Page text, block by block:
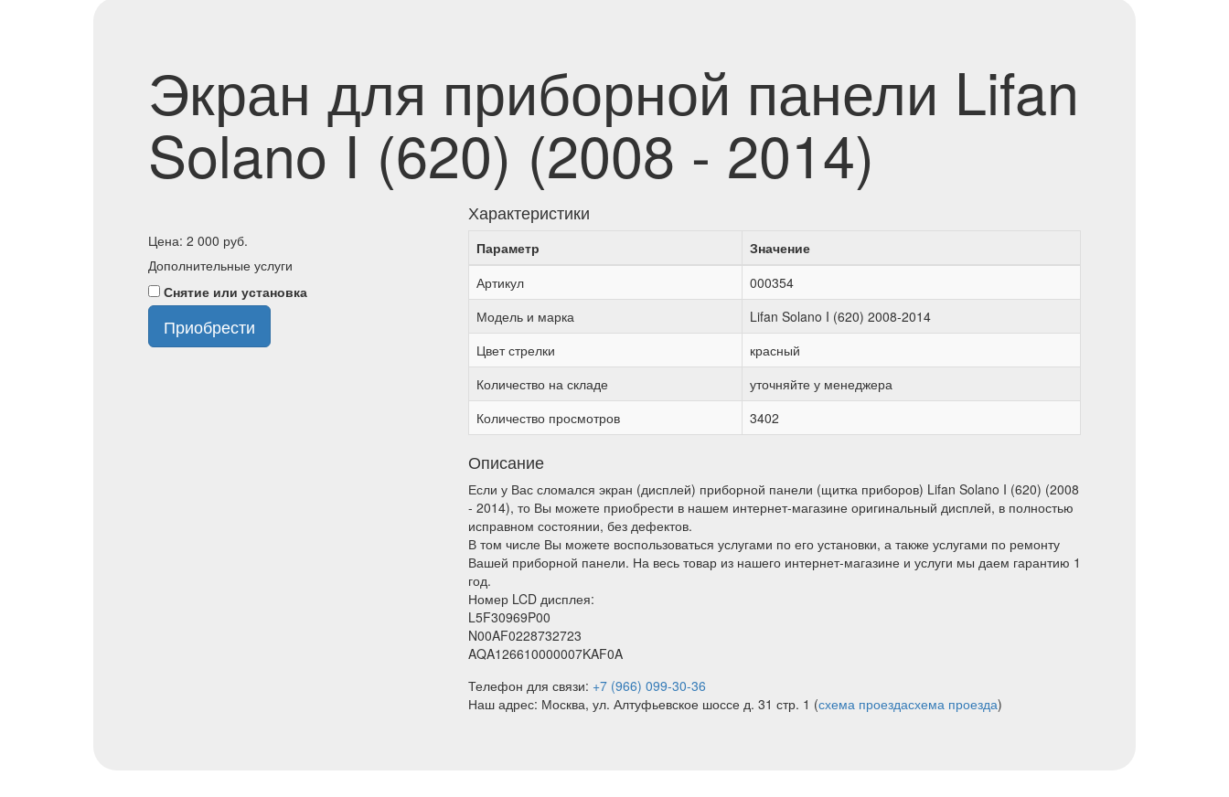
Экран для приборной панели Lifan
Solano I (620) (2008 - 2014)
Цена: 2 000 руб.
Дополнительные услуги
Снятие или установка
Приобрести
Характеристики
Параметр
Значение
Артикул
000354
Модель и марка
Lifan Solano I (620) 2008-2014
Цвет стрелки
красный
Количество на складе
уточняйте у менеджера
Количество просмотров
3402
Описание
Если у Вас сломался экран (дисплей) приборной панели (щитка приборов) Lifan Solano I (620) (2008
- 2014), то Вы можете приобрести в нашем интернет-магазине оригинальный дисплей, в полностью
исправном состоянии, без дефектов.
В том числе Вы можете воспользоваться услугами по его установки, а также услугами по ремонту
Вашей приборной панели. На весь товар из нашего интернет-магазине и услуги мы даем гарантию 1
год.
Номер LCD дисплея:
L5F30969P00
N00AF0228732723
AQA126610000007KAF0A
Телефон для связи: +7 (966) 099-30-36
Наш адрес: Москва, ул. Алтуфьевское шоссе д. 31 стр. 1 (схема проездасхема проезда)